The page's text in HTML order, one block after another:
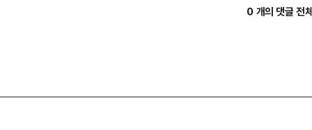
0 개의 댓글 전